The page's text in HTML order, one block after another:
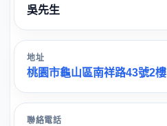
吳先生
地址
桃園市龜山區南祥路43號2樓
聯絡電話